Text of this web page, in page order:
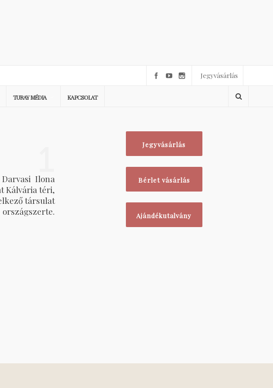
Jegyvásárlás
TURAY MÉDIA KAPCSOLAT
Ilona
Kálvária téri,
társulat
országszerte.
Jegyvásárlás
Bérlet vásárlás
Ajándékutalvány